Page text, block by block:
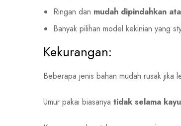
Ringan dan mudah dipindahkan
Banyak pilihan model kekinian yang
Kekurangan:
Beberapa jenis bahan mudah rusak jika
Umur pakai biasanya tidak selama